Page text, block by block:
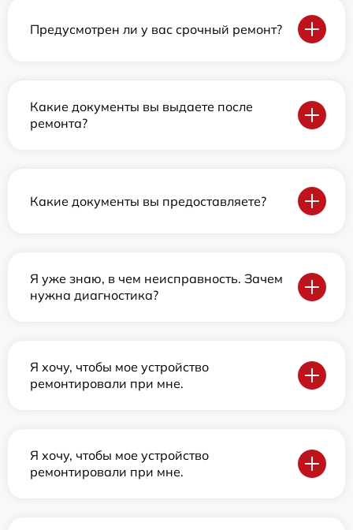
Предусмотрен ли у вас срочный ремонт?
Какие документы вы выдаете после
ремонта?
Какие документы вы предоставляете?
Я уже знаю, в чем неисправность. Зачем
нужна диагностика?
Я хочу, чтобы мое устройство
ремонтировали при мне.
Я хочу, чтобы мое устройство
ремонтировали при мне.